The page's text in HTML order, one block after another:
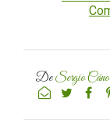
DeSergio